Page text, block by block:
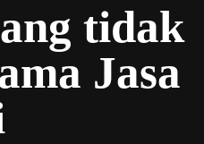
tidak
Jasa